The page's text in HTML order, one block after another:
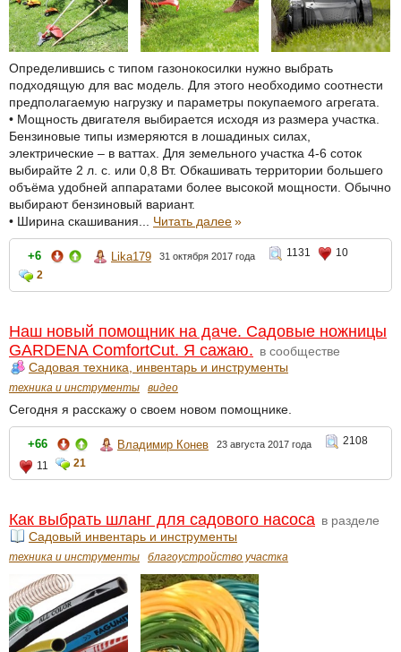
Определившись с типом газонокосилки нужно выбрать
подходящую для вас модель. Для этого необходимо соотнести
предполагаемую нагрузку и параметры покупаемого агрегата.
• Мощность двигателя выбирается исходя из размера участка.
Бензиновые типы измеряются в лошадиных силах,
электрические – в ваттах. Для земельного участка 4-6 соток
выбирайте 2 л. с. или 0,8 Вт. Обкашивать территории большего
объёма удобней аппаратами более высокой мощности. Обычно
выбирают бензиновый вариант.
• Ширина скашивания... Читать далее»
+6 Lika179 31 октября 2017 года 1131
10
2
Наш новый помощник на даче. Садовые ножницы
GARDENA ComfortCut. Я сажаю. в сообществе
Садовая техника, инвентарь и инструменты
техника и инструменты видео
Сегодня я расскажу о своем новом помощнике.
+66 Владимир Конев 23 августа 2017 года
2108
11
21
Как выбрать шланг для садового насоса в разделе
Садовый инвентарь и инструменты
техника и инструменты благоустройство участка